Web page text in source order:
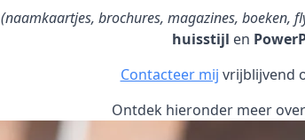
(naamkaartjes, brochures, magazines, boeken,
huisstijl en
Contacteer mij vrijblijvend
Ontdek hieronder meer